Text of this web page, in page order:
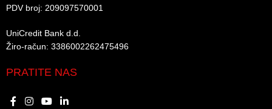
PDV broj: 209097570001 ​
UniCredit Bank d.d.​
Žiro-račun: 3386002262475496​​
PRATITE NAS